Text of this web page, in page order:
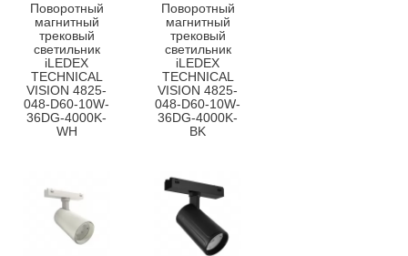
Поворотный
магнитный
трековый
светильник
iLEDEX
TECHNICAL
VISION 4825-
048-D60-10W-
36DG-4000K-
WH
Поворотный
магнитный
трековый
светильник
iLEDEX
TECHNICAL
VISION 4825-
048-D60-10W-
36DG-4000K-
BK